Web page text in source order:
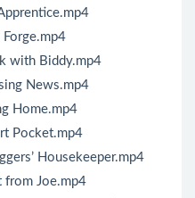
with Biddy.mp4
News.mp4
Home.mp4
Pocket.mp4
Housekeeper.mp4
from Joe.mp4